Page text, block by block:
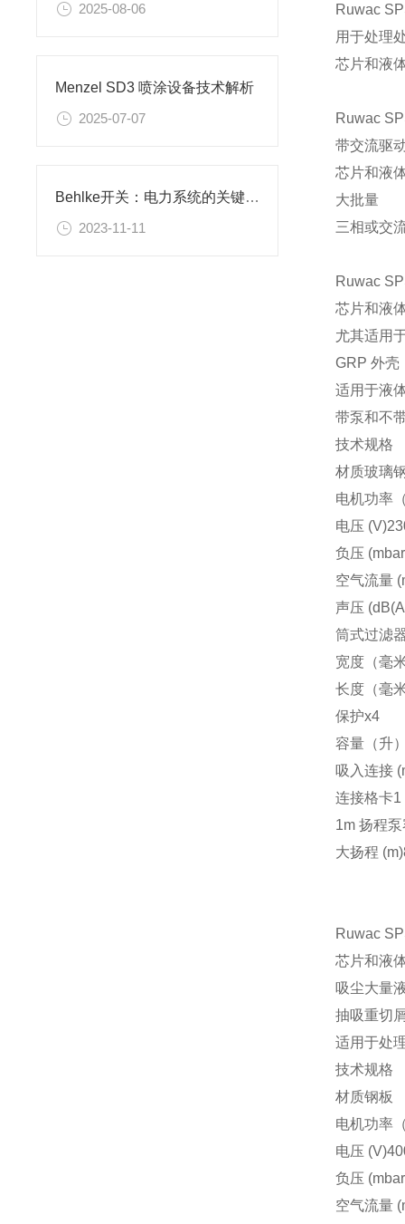
2025-08-06
Menzel SD3 喷涂设备技术解析
2025-07-07
Behlke开关：电力系统的关键控制设备
2023-11-11
Ruwac
用于处理
芯片和液
Ruwac
带交流驱
芯片和液
大批量
三相或交
Ruwac
芯片和液
尤其适用
GRP 外壳
适用于液
带泵和不
技术规格
材质玻璃
电机功率
电压
负压
空气流量
声压
筒式过滤
宽度（毫
长度（毫
保护x4
容量（升
吸入连接
连接格卡1
1m 扬程泵
大扬程
Ruwac
芯片和液
吸尘大量
抽吸重切
适用于处
技术规格
材质钢板
电机功率
电压
负压
空气流量